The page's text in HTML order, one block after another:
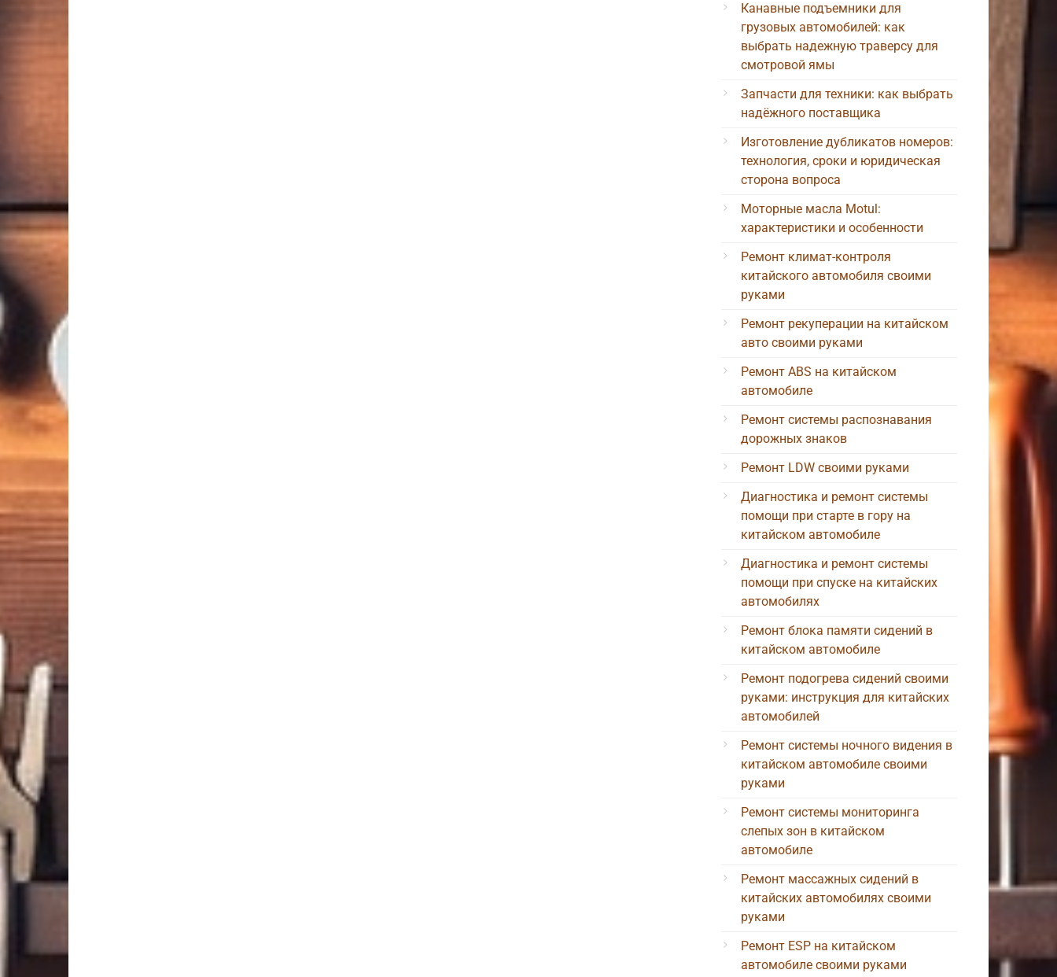
Канавные подъемники для
грузовых автомобилей: как
выбрать надежную траверсу для
смотровой ямы
Запчасти для техники: как выбрать
надёжного поставщика
Изготовление дубликатов номеров:
технология, сроки и юридическая
сторона вопроса
Моторные масла Motul:
характеристики и особенности
Ремонт климат-контроля
китайского автомобиля своими
руками
Ремонт рекуперации на китайском
авто своими руками
Ремонт ABS на китайском
автомобиле
Ремонт системы распознавания
дорожных знаков
Ремонт LDW своими руками
Диагностика и ремонт системы
помощи при старте в гору на
китайском автомобиле
Диагностика и ремонт системы
помощи при спуске на китайских
автомобилях
Ремонт блока памяти сидений в
китайском автомобиле
Ремонт подогрева сидений своими
руками: инструкция для китайских
автомобилей
Ремонт системы ночного видения в
китайском автомобиле своими
руками
Ремонт системы мониторинга
слепых зон в китайском
автомобиле
Ремонт массажных сидений в
китайских автомобилях своими
руками
Ремонт ESP на китайском
автомобиле своими руками